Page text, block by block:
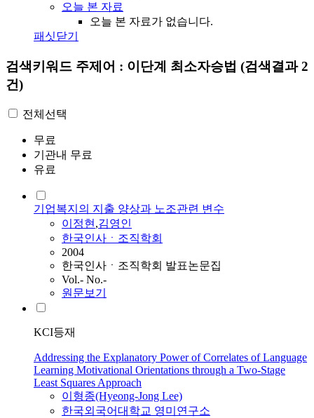
오늘 본 자료
오늘 본 자료가 없습니다.
패싯닫기
검색키워드 주제어 : 이단계 최소자승법 (검색결과 2
건)
전체선택
무료
기관내 무료
유료
기업복지의 지출 양상과 노조관련 변수
이정현,김영인
한국인사ㆍ조직학회
2004
한국인사ㆍ조직학회 발표논문집
Vol.- No.-
원문보기
KCI등재
Addressing the Explanatory Power of Correlates of Language
Learning Motivational Orientations through a Two-Stage
Least Squares Approach
이형종(Hyeong-Jong Lee)
한국외국어대학교 영미연구소